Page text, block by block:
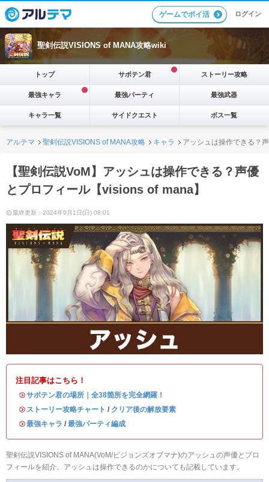
ゲームでポイ活 ログイン
聖剣伝説VISIONS of MANA攻略wiki
トップ サボテン君 ストーリー攻略
最強キャラ 最強パーティ 最強武器
キャラ一覧 サイドクエスト ボス一覧
アルテマ 聖剣伝説VISIONS of MANA攻略 キャラ アッシュは操作できる？
【聖剣伝説VoM】アッシュは操作できる？声優
とプロフィール【visions of mana】
最終更新：2024年9月1日(日) 08:01
注目記事はこちら！
・サボテン君の場所｜全38箇所を完全網羅！
・ ストーリー攻略チャート / クリア後の解放要素
・最強キャラ / 最強パーティ編成
聖剣伝説VISIONS of MANA(VoM/ビジョンズオブマナ)のアッシュの声優とプロ
フィールを紹介。アッシュは操作できるのかについても記載しています。